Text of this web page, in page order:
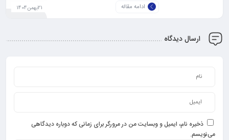
ادامه مقاله 21بهمن1404
ارسال دیدگاه
ذخیره نام، ایمیل و وبسایت من در مرورگر برای زمانی که دوباره دیدگاهی
می‌نویسم.